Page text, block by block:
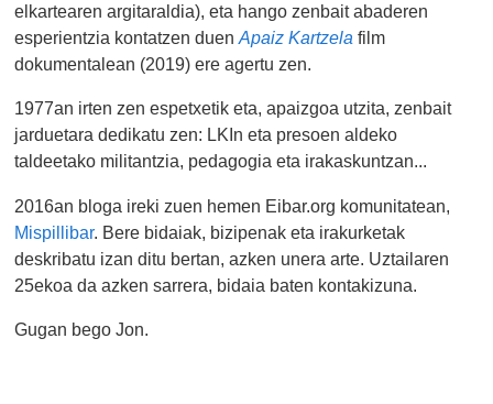
elkartearen argitaraldia), eta hango zenbait abaderen
esperientzia kontatzen duenApaiz Kartzela film
dokumentalean (2019) ere agertu zen.
1977an irten zen espetxetik eta, apaizgoa utzita, zenbait
jarduetara dedikatu zen: LKIn eta presoen aldeko
taldeetako militantzia, pedagogia eta irakaskuntzan...
2016an bloga ireki zuen hemen Eibar.org komunitatean,
Mispillibar. Bere bidaiak, bizipenak eta irakurketak
deskribatu izan ditu bertan, azken unera arte. Uztailaren
25ekoa da azken sarrera, bidaia baten kontakizuna.
Gugan bego Jon.